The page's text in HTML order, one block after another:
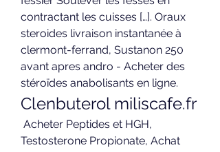
contractant les cuisses […]. Oraux
steroides livraison instantanée à
clermont-ferrand, Sustanon 250
avant apres andro - Acheter des
stéroïdes anabolisants en ligne.
Clenbuterol miliscafe.fr
Testosterone Propionate, Achat